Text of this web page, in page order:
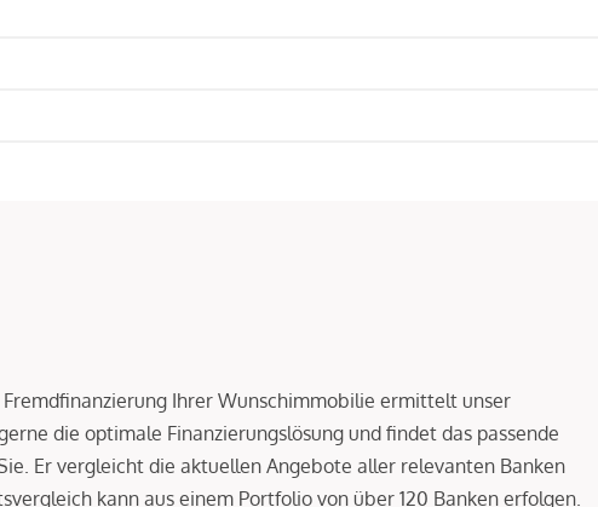
Ihrer Wunschimmobilie ermittelt unser
die optimale Finanzierungslösung und findet das passende
Er vergleicht die aktuellen Angebote aller relevanten Banken
kann aus einem Portfolio von über 120 Banken erfolgen.